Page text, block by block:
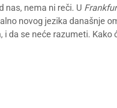
nas, nema ni reči. U
novog jezika današnje
i da se neće razumeti. Kako